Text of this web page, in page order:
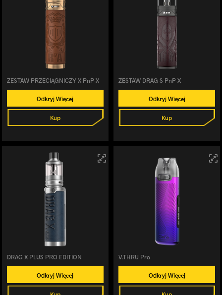
ZESTAW PRZECIĄGNICZY X PnP-X
Odkryj Więcej
Kup
ZESTAW DRAG S PnP-X
Odkryj Więcej
Kup
DRAG X PLUS PRO EDITION
Odkryj Więcej
V.THRU Pro
Odkryj Więcej